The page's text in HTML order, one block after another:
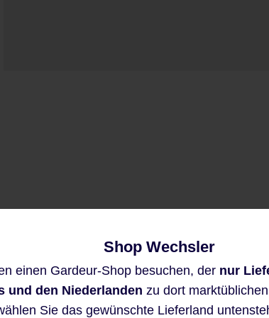
Shop Wechsler
einen Gardeur-Shop besuchen, der nur
und den Niederlanden zu dort
Sie das gewünschte Lieferland
Diese Website verwendet Cookies,
um eine bestmögliche Erfahrung
bieten zu können.